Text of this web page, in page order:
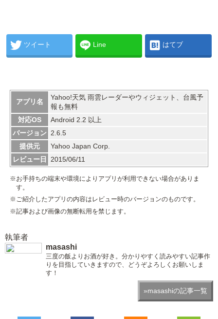
ツイート Line はてブ
アプリ名
Yahoo!天気 雨雲レーダーやウィジェット、台風予
報も無料
対応OS
Android 2.2 以上
バージョン
2.6.5
提供元
Yahoo Japan Corp.
レビュー日
2015/06/11
※お手持ちの端末や環境によりアプリが利用できない場合がありま
す。
※ご紹介したアプリの内容はレビュー時のバージョンのものです。
※記事および画像の無断転用を禁じます。
執筆者
masashi
三度の飯よりお酒が好き。分かりやすく読みやすい記事作
りを目指していきますので、どうぞよろしくお願いしま
す！
»masashiの記事一覧